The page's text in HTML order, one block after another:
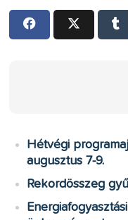
Hétvégi
augusztus 7-9.
Rekordösszeg